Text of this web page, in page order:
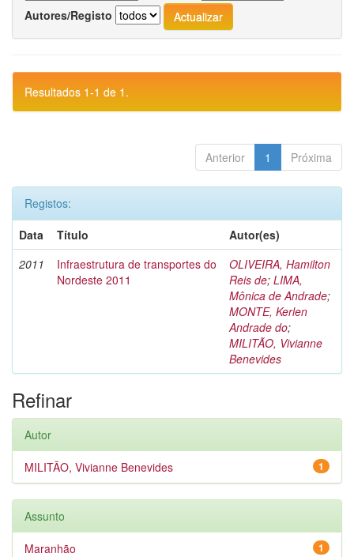
Autores/Registo
Resultados 1-1 de 1.
Anterior 1 Próxima
Registos:
Data
Título
Autor(es)
2011
Infraestrutura de transportes do
Nordeste 2011
OLIVEIRA, Hamilton
Reis de; LIMA,
Mônica de Andrade;
MONTE, Kerlen
Andrade do;
MILITÃO, Vivianne
Benevides
Refinar
Autor
1
MILITÃO, Vivianne Benevides
Assunto
1
Maranhão